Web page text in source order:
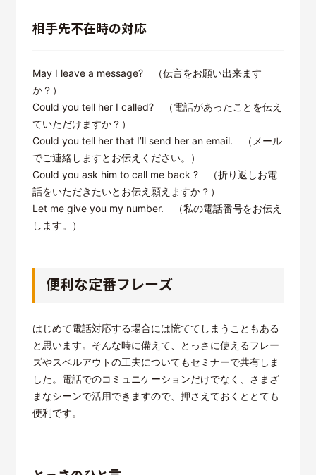
相手先不在時の対応
May I leave a message? （伝言をお願い出来ます
か？）
Could you tell her I called? （電話があったことを伝え
ていただけますか？）
Could you tell her that I’ll send her an email. （メール
でご連絡しますとお伝えください。）
Could you ask him to call me back ? （折り返しお電
話をいただきたいとお伝え願えますか？）
Let me give you my number. （私の電話番号をお伝え
します。）
便利な定番フレーズ
はじめて電話対応する場合には慌ててしまうこともある
と思います。そんな時に備えて、とっさに使えるフレー
ズやスペルアウトの工夫についてもセミナーで共有しま
した。電話でのコミュニケーションだけでなく、さまざ
まなシーンで活用できますので、押さえておくととても
便利です。